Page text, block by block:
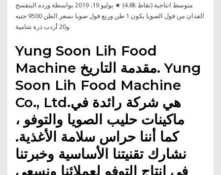
يوليو 19، 2019 بواسطة ورده البنفسج ★ (4.8k نقاط) متوسط انتاجية
الفدان من فول الصويا يكون 1 طن وربع فول صويا بسعر الطن 9500 جنيه
و20 أردب ذرة شامية.
Yung Soon Lih Food
Machine مقدمة التاريخ. Yung
Soon Lih Food Machine
Co., Ltd.هي شركة رائدة في
ماكينات حليب الصويا والتوفو ،
كما أننا حراس سلامة الأغذية.
نشارك تقنيتنا الأساسية وخبرتنا
في إنتاج التوفو لعملائنا ونسعى